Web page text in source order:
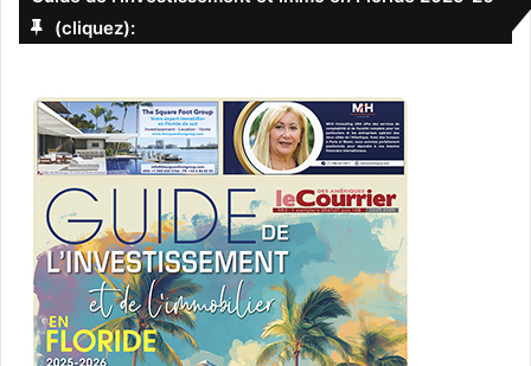
[spacer color= »0061C2″ icon= »fa-arrow-circle-o-right »
Les Swing States
Il faut une majorité absolue d’au moins 270 délégués
Mme Clinton ou à M. Trump pour gagner l’élection. Voici la
liste des Swing States (et leur nombre de délégués) qui
sont les Etats dont le choix est le plus difficilement
prévisible, et qui devraient faire gagner l’élection à l’un ou
à l’autre des candidats : Floride (29), Arizona (11), Iowa (6),
Michigan (16), Nevada (6), New Hampshire (4), Caroline du
Nord (15), Ohio (28), Pennsylvanie (20), Wisconsin (10),
(cliquez):